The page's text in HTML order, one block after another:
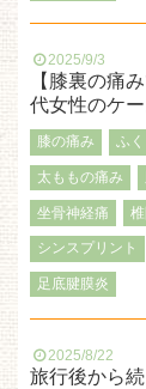
2025/9/3
【膝裏の痛
代女性のケー
膝の痛み ふ
太ももの痛み
坐骨神経痛
シンスプリント
足底腱膜炎
2025/8/22
旅行後から